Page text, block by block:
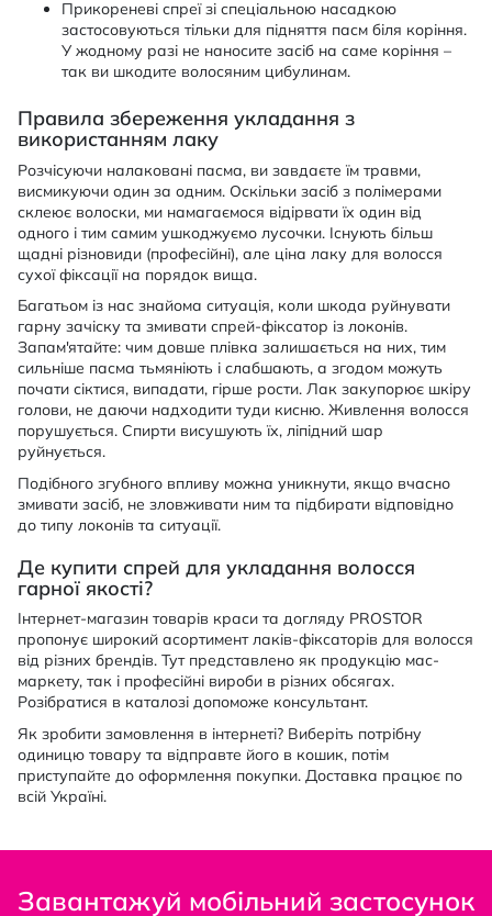
Прикореневі спреї зі спеціальною насадкою
застосовуються тільки для підняття пасм біля коріння.
У жодному разі не наносите засіб на саме коріння –
так ви шкодите волосяним цибулинам.
Правила збереження укладання з
використанням лаку
Розчісуючи налаковані пасма, ви завдаєте їм травми,
висмикуючи один за одним. Оскільки засіб з полімерами
склеює волоски, ми намагаємося відірвати їх один від
одного і тим самим ушкоджуємо лусочки. Існують більш
щадні різновиди (професійні), але ціна лаку для волосся
сухої фіксації на порядок вища.
Багатьом із нас знайома ситуація, коли шкода руйнувати
гарну зачіску та змивати спрей-фіксатор із локонів.
Запам'ятайте: чим довше плівка залишається на них, тим
сильніше пасма тьмяніють і слабшають, а згодом можуть
почати сіктися, випадати, гірше рости. Лак закупорює шкіру
голови, не даючи надходити туди кисню. Живлення волосся
порушується. Спирти висушують їх, ліпідний шар
руйнується.
Подібного згубного впливу можна уникнути, якщо вчасно
змивати засіб, не зловживати ним та підбирати відповідно
до типу локонів та ситуації.
Де купити спрей для укладання волосся
гарної якості?
Інтернет-магазин товарів краси та догляду PROSTOR
пропонує широкий асортимент лаків-фіксаторів для волосся
від різних брендів. Тут представлено як продукцію мас-
маркету, так і професійні вироби в різних обсягах.
Розібратися в каталозі допоможе консультант.
Як зробити замовлення в інтернеті? Виберіть потрібну
одиницю товару та відправте його в кошик, потім
приступайте до оформлення покупки. Доставка працює по
всій Україні.
Завантажуй мобільний застосунок